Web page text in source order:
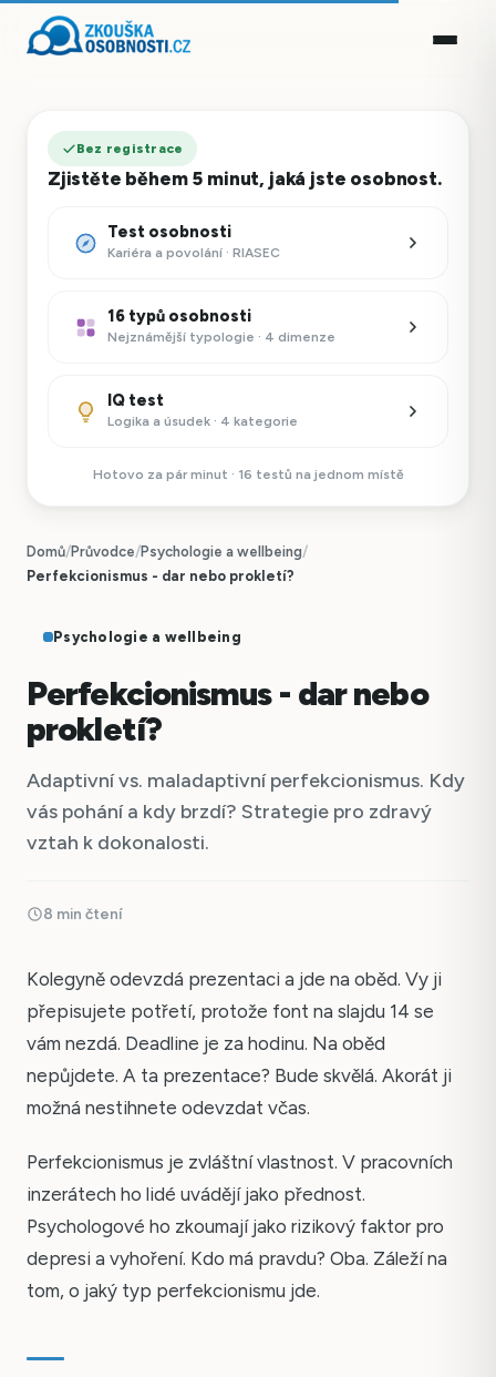
Bez registrace
Zjistěte během 5 minut, jaká jste osobnost.
Test osobnosti
Kariéra a povolání · RIASEC
16 typů osobnosti
Nejznámější typologie · 4 dimenze
IQ test
Logika a úsudek · 4 kategorie
Hotovo za pár minut · 16 testů na jednom místě
Domů/Průvodce/Psychologie a wellbeing/
Perfekcionismus - dar nebo prokletí?
Psychologie a wellbeing
Perfekcionismus - dar nebo
prokletí?
Adaptivní vs. maladaptivní perfekcionismus. Kdy
vás pohání a kdy brzdí? Strategie pro zdravý
vztah k dokonalosti.
8 min čtení
Kolegyně odevzdá prezentaci a jde na oběd. Vy ji
přepisujete potřetí, protože font na slajdu 14 se
vám nezdá. Deadline je za hodinu. Na oběd
nepůjdete. A ta prezentace? Bude skvělá. Akorát ji
možná nestihnete odevzdat včas.
Perfekcionismus je zvláštní vlastnost. V pracovních
inzerátech ho lidé uvádějí jako přednost.
Psychologové ho zkoumají jako rizikový faktor pro
depresi a vyhoření. Kdo má pravdu? Oba. Záleží na
tom, o jaký typ perfekcionismu jde.